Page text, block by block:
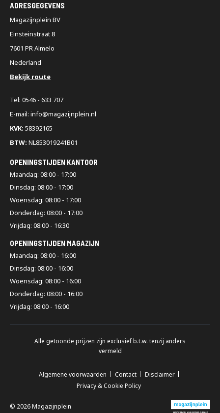
ADRESGEGEVENS
Magazijnplein BV
Einsteinstraat 8
7601 PR Almelo
Nederland
Bekijk route
Tel: 0546 - 633 707
E-mail: info@magazijnplein.nl
KVK: 58392165
BTW: NL853019241B01
OPENINGSTIJDEN KANTOOR
Maandag: 08:00 - 17:00
Dinsdag: 08:00 - 17:00
Woensdag: 08:00 - 17:00
Donderdag: 08:00 - 17:00
Vrijdag: 08:00 - 16:30
OPENINGSTIJDEN MAGAZIJN
Maandag: 08:00 - 16:00
Dinsdag: 08:00 - 16:00
Woensdag: 08:00 - 16:00
Donderdag: 08:00 - 16:00
Vrijdag: 08:00 - 16:00
Alle getoonde prijzen zijn exclusief b.t.w. tenzij anders
vermeld
Algemene voorwaarden Contact
Disclaimer
Privacy & Cookie Policy
© 2026 Magazijnplein